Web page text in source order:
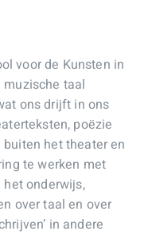
voor de Kunsten in
muzische taal
ons drijft in ons
poëzie
het theater en
te werken met
onderwijs,
over taal en over
in andere